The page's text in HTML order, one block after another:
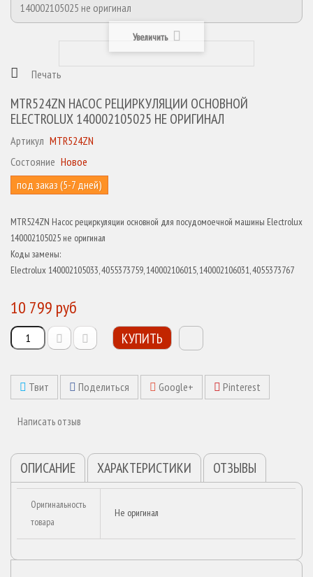
140002105025 не оригинал
Увеличить
Печать
MTR524ZN НАСОС РЕЦИРКУЛЯЦИИ ОСНОВНОЙ
ELECTROLUX 140002105025 НЕ ОРИГИНАЛ
Артикул MTR524ZN
Состояние Новое
под заказ (5-7 дней)
MTR524ZN Насос рециркуляции основной для посудомоечной машины Electrolux
140002105025 не оригинал
Коды замены:
Electrolux 140002105033, 4055373759, 140002106015, 140002106031, 4055373767
10 799 руб
КУПИТЬ
Твит Поделиться Google+ Pinterest
Написать отзыв
ОПИСАНИЕ ХАРАКТЕРИСТИКИ ОТЗЫВЫ
Оригинальность
товара
Не оригинал